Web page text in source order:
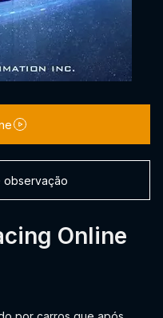
Online
observação